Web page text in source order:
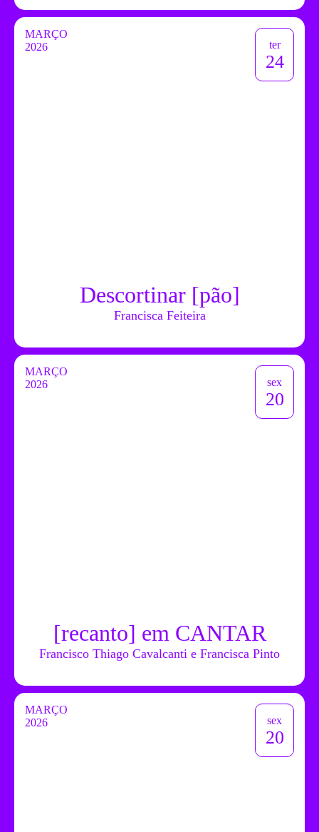
MARÇO
2026
ter
24
Descortinar [pão]
Francisca Feiteira
MARÇO
2026
sex
20
[recanto] em CANTAR
Francisco Thiago Cavalcanti e Francisca Pinto
MARÇO
2026
sex
20